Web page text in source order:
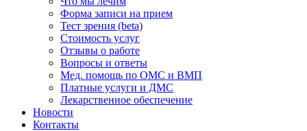
Форма записи на прием
Тест зрения (beta)
Стоимость услуг
Отзывы о работе
Вопросы и ответы
Мед. помощь по ОМС и ВМП
Платные услуги и ДМС
Лекарственное обеспечение
Новости
Контакты